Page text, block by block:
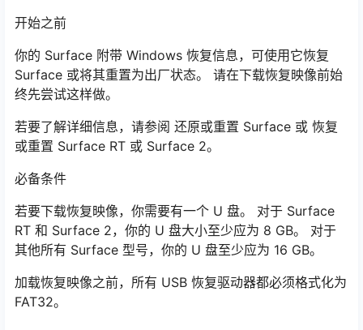
开始之前
你的 Surface 附带 Windows 恢复信息，可使用它恢复
Surface 或将其重置为出厂状态。 请在下载恢复映像前始
终先尝试这样做。
若要了解详细信息，请参阅 还原或重置 Surface 或 恢复
或重置 Surface RT 或 Surface 2。
必备条件
若要下载恢复映像，你需要有一个 U 盘。 对于 Surface
RT 和 Surface 2，你的 U 盘大小至少应为 8 GB。 对于
其他所有 Surface 型号，你的 U 盘至少应为 16 GB。
加载恢复映像之前，所有 USB 恢复驱动器都必须格式化为
FAT32。